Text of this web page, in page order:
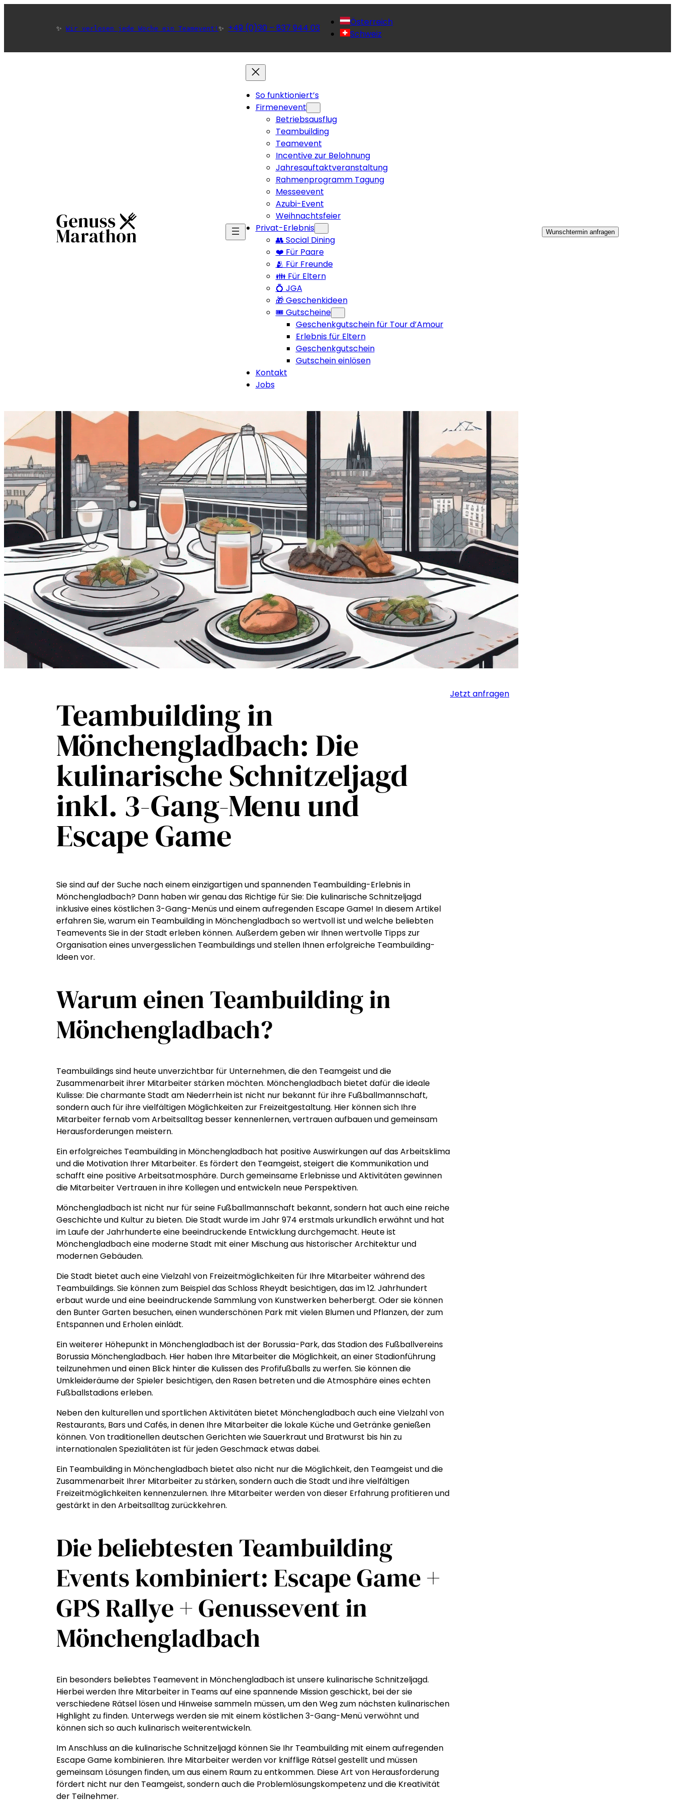
✨ Wir verlosen jede Woche ein Teamevent! ✨ +49 (0)30 – 837 944 03
Österreich
Schweiz
So funktioniert’s
Firmenevent
Betriebsausflug
Teambuilding
Teamevent
Incentive zur Belohnung
Jahresauftaktveranstaltung
Rahmenprogramm Tagung
Messeevent
Azubi-Event
Weihnachtsfeier
Privat-Erlebnis
👥 Social Dining
❤️ Für Paare
🫂 Für Freunde
👪 Für Eltern
💍 JGA
🎁 Geschenkideen
🎟️ Gutscheine
Geschenkgutschein für Tour d’Amour
Erlebnis für Eltern
Geschenkgutschein
Gutschein einlösen
Kontakt
Jobs
Wunschtermin anfragen
Teambuilding in
Mönchengladbach: Die
kulinarische Schnitzeljagd
inkl. 3-Gang-Menu und
Escape Game
Sie sind auf der Suche nach einem einzigartigen und spannenden Teambuilding-Erlebnis in
Mönchengladbach? Dann haben wir genau das Richtige für Sie: Die kulinarische Schnitzeljagd
inklusive eines köstlichen 3-Gang-Menüs und einem aufregenden Escape Game! In diesem Artikel
erfahren Sie, warum ein Teambuilding in Mönchengladbach so wertvoll ist und welche beliebten
Teamevents Sie in der Stadt erleben können. Außerdem geben wir Ihnen wertvolle Tipps zur
Organisation eines unvergesslichen Teambuildings und stellen Ihnen erfolgreiche Teambuilding-
Ideen vor.
Warum einen Teambuilding in
Mönchengladbach?
Teambuildings sind heute unverzichtbar für Unternehmen, die den Teamgeist und die
Zusammenarbeit ihrer Mitarbeiter stärken möchten. Mönchengladbach bietet dafür die ideale
Kulisse: Die charmante Stadt am Niederrhein ist nicht nur bekannt für ihre Fußballmannschaft,
sondern auch für ihre vielfältigen Möglichkeiten zur Freizeitgestaltung. Hier können sich Ihre
Mitarbeiter fernab vom Arbeitsalltag besser kennenlernen, vertrauen aufbauen und gemeinsam
Herausforderungen meistern.
Ein erfolgreiches Teambuilding in Mönchengladbach hat positive Auswirkungen auf das Arbeitsklima
und die Motivation Ihrer Mitarbeiter. Es fördert den Teamgeist, steigert die Kommunikation und
schafft eine positive Arbeitsatmosphäre. Durch gemeinsame Erlebnisse und Aktivitäten gewinnen
die Mitarbeiter Vertrauen in ihre Kollegen und entwickeln neue Perspektiven.
Mönchengladbach ist nicht nur für seine Fußballmannschaft bekannt, sondern hat auch eine reiche
Geschichte und Kultur zu bieten. Die Stadt wurde im Jahr 974 erstmals urkundlich erwähnt und hat
im Laufe der Jahrhunderte eine beeindruckende Entwicklung durchgemacht. Heute ist
Mönchengladbach eine moderne Stadt mit einer Mischung aus historischer Architektur und
modernen Gebäuden.
Die Stadt bietet auch eine Vielzahl von Freizeitmöglichkeiten für Ihre Mitarbeiter während des
Teambuildings. Sie können zum Beispiel das Schloss Rheydt besichtigen, das im 12. Jahrhundert
erbaut wurde und eine beeindruckende Sammlung von Kunstwerken beherbergt. Oder sie können
den Bunter Garten besuchen, einen wunderschönen Park mit vielen Blumen und Pflanzen, der zum
Entspannen und Erholen einlädt.
Ein weiterer Höhepunkt in Mönchengladbach ist der Borussia-Park, das Stadion des Fußballvereins
Borussia Mönchengladbach. Hier haben Ihre Mitarbeiter die Möglichkeit, an einer Stadionführung
teilzunehmen und einen Blick hinter die Kulissen des Profifußballs zu werfen. Sie können die
Umkleideräume der Spieler besichtigen, den Rasen betreten und die Atmosphäre eines echten
Fußballstadions erleben.
Neben den kulturellen und sportlichen Aktivitäten bietet Mönchengladbach auch eine Vielzahl von
Restaurants, Bars und Cafés, in denen Ihre Mitarbeiter die lokale Küche und Getränke genießen
können. Von traditionellen deutschen Gerichten wie Sauerkraut und Bratwurst bis hin zu
internationalen Spezialitäten ist für jeden Geschmack etwas dabei.
Ein Teambuilding in Mönchengladbach bietet also nicht nur die Möglichkeit, den Teamgeist und die
Zusammenarbeit Ihrer Mitarbeiter zu stärken, sondern auch die Stadt und ihre vielfältigen
Freizeitmöglichkeiten kennenzulernen. Ihre Mitarbeiter werden von dieser Erfahrung profitieren und
gestärkt in den Arbeitsalltag zurückkehren.
Die beliebtesten Teambuilding
Events kombiniert: Escape Game +
GPS Rallye + Genussevent in
Mönchengladbach
Ein besonders beliebtes Teamevent in Mönchengladbach ist unsere kulinarische Schnitzeljagd.
Hierbei werden Ihre Mitarbeiter in Teams auf eine spannende Mission geschickt, bei der sie
verschiedene Rätsel lösen und Hinweise sammeln müssen, um den Weg zum nächsten kulinarischen
Highlight zu finden. Unterwegs werden sie mit einem köstlichen 3-Gang-Menü verwöhnt und
können sich so auch kulinarisch weiterentwickeln.
Im Anschluss an die kulinarische Schnitzeljagd können Sie Ihr Teambuilding mit einem aufregenden
Escape Game kombinieren. Ihre Mitarbeiter werden vor knifflige Rätsel gestellt und müssen
gemeinsam Lösungen finden, um aus einem Raum zu entkommen. Diese Art von Herausforderung
fördert nicht nur den Teamgeist, sondern auch die Problemlösungskompetenz und die Kreativität
der Teilnehmer.
Jetzt anfragen